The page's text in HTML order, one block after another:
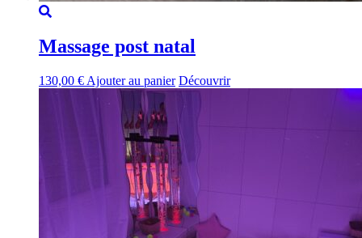
Massage post natal
130,00 € Ajouter au panier Découvrir